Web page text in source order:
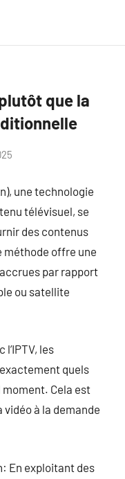
que la
une technologie
télévisuel, se
des contenus
offre une
par rapport
ou satellite
les
quels
Cela est
à la demande
En exploitant des